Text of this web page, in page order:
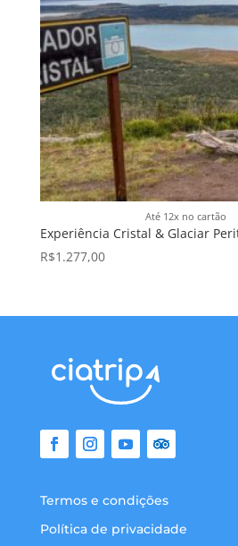
Até 12x no cartão
Experiência Cristal & Glaciar
R$1.277,00
Termos e condições
Política de privacidade